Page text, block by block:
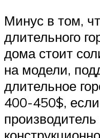
Минус в том,
длительного
дома стоит
на модели,
длительное
400-450$,
производитель